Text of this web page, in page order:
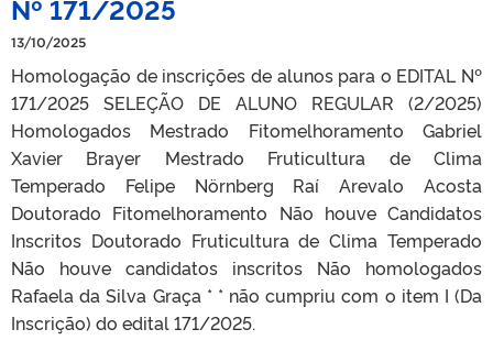
Nº 171/2025
13/10/2025
Homologação de inscrições de alunos para o EDITAL Nº
171/2025 SELEÇÃO DE ALUNO REGULAR (2/2025)
Homologados Mestrado Fitomelhoramento Gabriel
Xavier Brayer Mestrado Fruticultura de Clima
Temperado Felipe Nörnberg Raí Arevalo Acosta
Doutorado Fitomelhoramento Não houve Candidatos
Inscritos Doutorado Fruticultura de Clima Temperado
Não houve candidatos inscritos Não homologados
Rafaela da Silva Graça * * não cumpriu com o item I (Da
Inscrição) do edital 171/2025.